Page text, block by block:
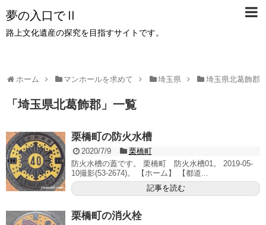
夢の入口でⅡ
路上文化遺産の探究を目指すサイトです。
ホーム マンホールを求めて 埼玉県 埼玉県北葛飾郡
「埼玉県北葛飾郡 」 一覧
栗橋町の防火水槽
2020/7/9
栗橋町
防火水槽の蓋です。 栗橋町 防火水槽01。 2019-05-
10撮影(53-2674)。 【ホーム】 【都道...
記事を読む
栗橋町の消火栓